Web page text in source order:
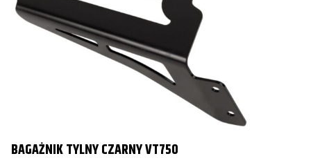
BAGAŻNIK TYLNY CZARNY VT750